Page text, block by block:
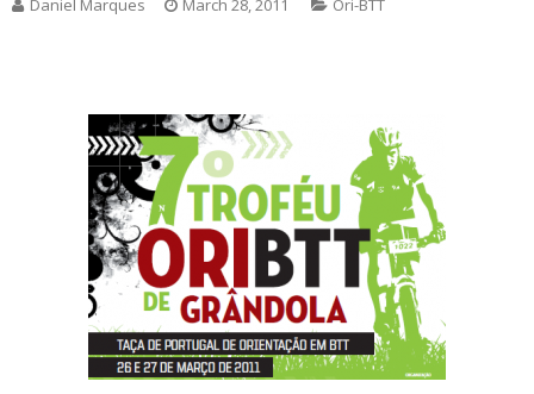
Daniel Marques March 28, 2011 Ori-BTT